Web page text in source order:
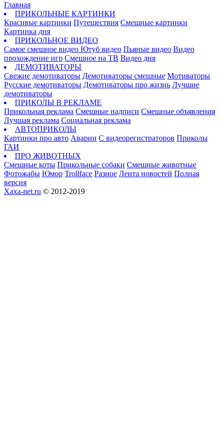
Главная
ПРИКОЛЬНЫЕ КАРТИНКИ
Красивые картинки Путешествия Смешные картинки
Картинка дня
ПРИКОЛЬНОЕ ВИДЕО
Самое смешное видео Ютуб видео Пьяные видео Видео
прохождение игр Смешное на ТВ Видео дня
ДЕМОТИВАТОРЫ
Свежие демотиваторы Демотиваторы смешные Мотиваторы
Русские демотиваторы Демотиваторы про жизнь Лучшие
демотиваторы
ПРИКОЛЫ В РЕКЛАМЕ
Прикольная реклама Смешные надписи Смешные объявления
Лучшая реклама Социальная реклама
АВТОПРИКОЛЫ
Картинки про авто Аварии С видеорегистраторов Приколы
ГАИ
ПРО ЖИВОТНЫХ
Смешные коты Прикольные собаки Смешные животные
Фотожабы Юмор Trollface Разное Лента новостей Полная
версия
Xaxa-net.ru © 2012-2019